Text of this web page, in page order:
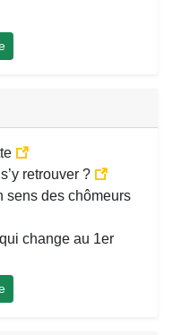
retrouver ?
sens des chômeurs
change au 1er